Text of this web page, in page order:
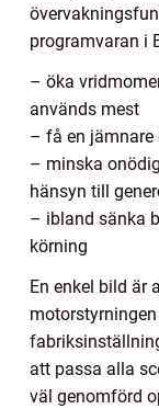
programvaran i
– öka
används mest
– få en jämnare
– minska
hänsyn till
– ibland sänka
körning
En enkel bild är
att passa alla
väl genomförd